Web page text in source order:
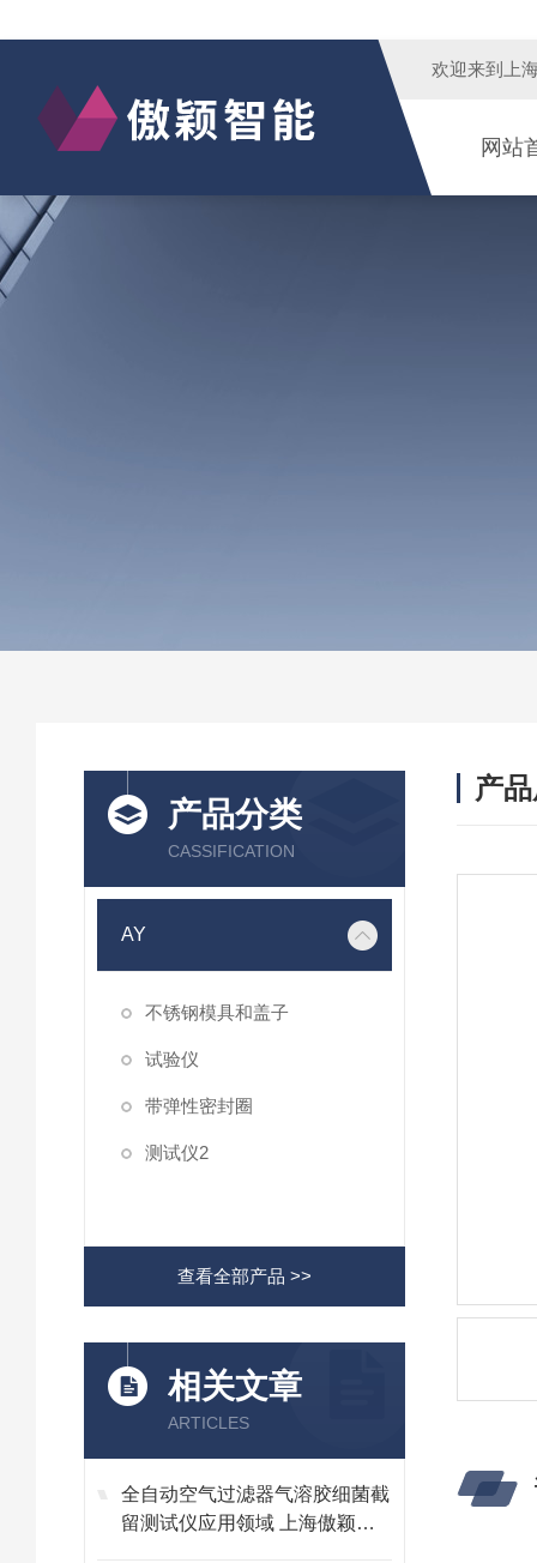
欢迎来到 上
网站
产品分类
CASSIFICATION
AY
不锈钢模具和盖子
试验仪
带弹性密封圈
测试仪2
查看全部产品 >>
相关文章
ARTICLES
全自动空气过滤器气溶胶细菌截
留测试仪应用领域 上海傲颖智
产